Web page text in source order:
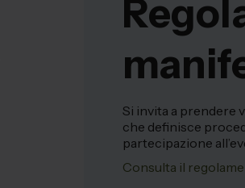
Si invita a prendere
che definisce
partecipazione
Consulta il